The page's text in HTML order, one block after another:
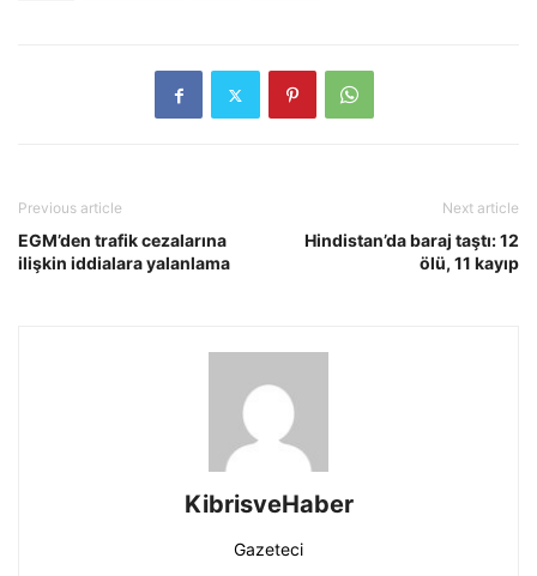
Previous article
EGM’den trafik cezalarına
ilişkin iddialara yalanlama
Next article
Hindistan’da baraj taştı: 12
ölü, 11 kayıp
KibrisveHaber
Gazeteci